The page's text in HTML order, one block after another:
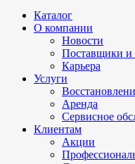
Каталог
О компании
Новости
Поставщики и
Карьера
Услуги
Аренда
Сервисное
Клиентам
Акции